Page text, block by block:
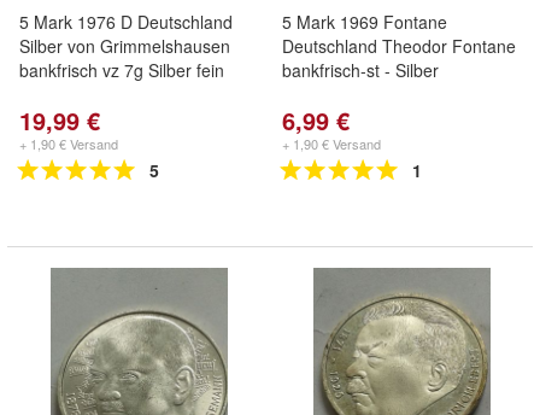
5 Mark 1976 D Deutschland
Silber von Grimmelshausen
bankfrisch vz 7g Silber fein
19,99 €
+ 1,90 € Versand
5
5 Mark 1969 Fontane
Deutschland Theodor Fontane
bankfrisch-st - Silber
6,99 €
+ 1,90 € Versand
1